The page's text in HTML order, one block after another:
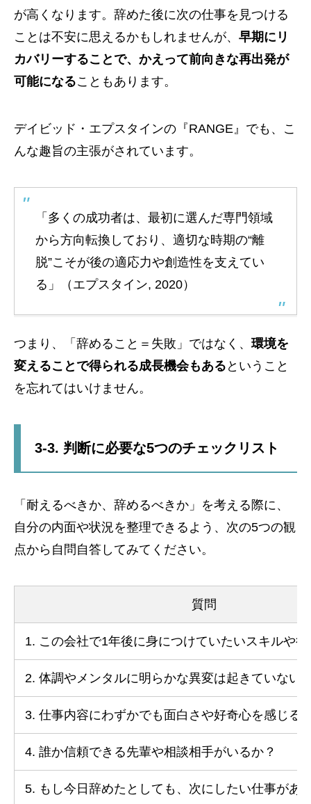
が高くなります。辞めた後に次の仕事を見つける
ことは不安に思えるかもしれませんが、 早期にリ
カバリーすることで、かえって前向きな再出発が
可能になることもあります。
デイビッド・エプスタインの『RANGE』でも、こ
んな趣旨の主張がされています。
「多くの成功者は、最初に選んだ専門領域
から方向転換しており、適切な時期の“離
脱”こそが後の適応力や創造性を支えてい
る」（エプスタイン, 2020）
つまり、「辞めること＝失敗」ではなく、 環境を
変えることで得られる成長機会もある ということ
を忘れてはいけません。
3-3. 判断に必要な5つのチェックリスト
「耐えるべきか、辞めるべきか」を考える際に、
自分の内面や状況を整理できるよう、次の5つの観
点から自問自答してみてください。
質問
1. この会社で1年後に身につけていたいスキルや
2. 体調やメンタルに明らかな異変は起きていない
3. 仕事内容にわずかでも面白さや好奇心を感じる
4. 誰か信頼できる先輩や相談相手がいるか？
5. もし今日辞めたとしても、次にしたい仕事があ